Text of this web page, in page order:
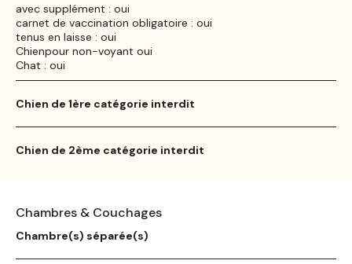
avec supplément : oui
carnet de vaccination obligatoire : oui
tenus en laisse : oui
Chienpour non-voyant oui
Chat : oui
Chien de 1ère catégorie interdit
Chien de 2ème catégorie interdit
Chambres & Couchages
Chambre(s) séparée(s)